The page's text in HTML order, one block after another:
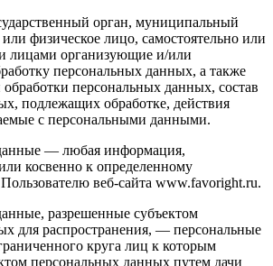
орган, муниципальный
физическое лицо, самостоятельно или
лицами организующие и/или
персональных данных, а также
персональных данных, состав
подлежащих обработке, действия
с персональными данными.
— любая информация,
косвенно к определенному
веб-сайта www.favoright.ru.
разрешенные субъектом
для распространения, — персональные
круга лиц к которым
персональных данных путем дачи